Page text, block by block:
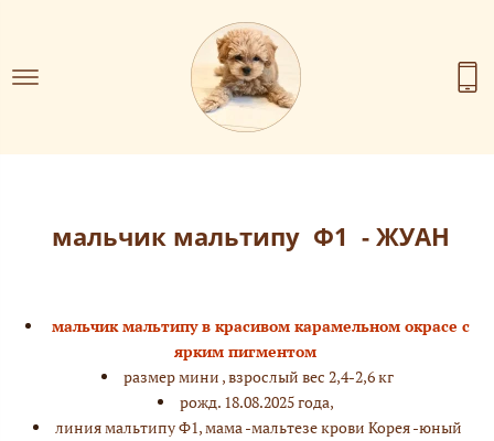
мальчик мальтипу Ф1 - ЖУАН
мальчик мальтипу в красивом карамельном окрасе с
ярким пигментом
размер мини , взрослый вес 2,4-2,6 кг
рожд. 18.08.2025 года,
линия мальтипу Ф1, мама -мальтезе крови Корея -юный